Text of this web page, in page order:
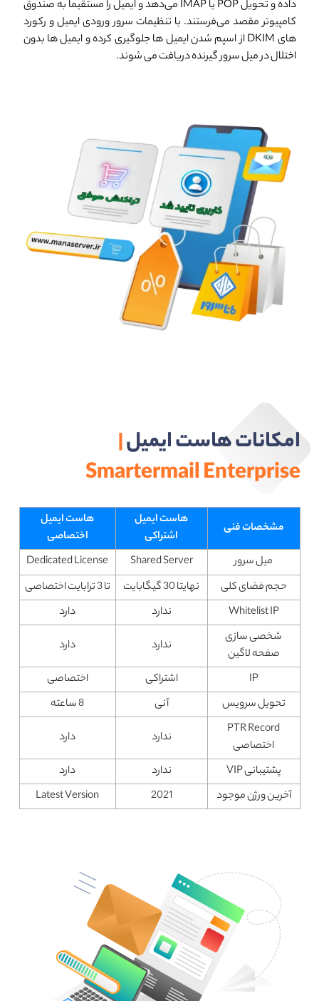
داده و تحویل POP یا IMAP می‌دهد و ایمیل را مستقیما به صندوق
کامپیوتر مقصد می‌فرستند. با تنظیمات سرور ورودی ایمیل و رکورد
های DKIM از اسپم شدن ایمیل ها جلوگیری کرده و ایمیل ها بدون
اختلال در میل سرور گیرنده دریافت می شوند.
امکانات هاست ایمیل|
Smartermail Enterprise
مشخصات فنی
هاست ایمیل
اشتراکی
هاست ایمیل
اختصاصی
میل سرور
Shared Server
Dedicated License
حجم فضای کلی
نهایتا 30 گیگابایت
تا 3 ترابایت اختصاصی
Whitelist IP
ندارد
دارد
شخصی سازی
صفحه لاگین
ندارد
دارد
IP
اشتراکی
اختصاصی
تحویل سرویس
آنی
8 ساعته
PTR Record
اختصاصی
ندارد
دارد
پشتیبانی VIP
ندارد
دارد
آخرین ورژن موجود
2021
Latest Version